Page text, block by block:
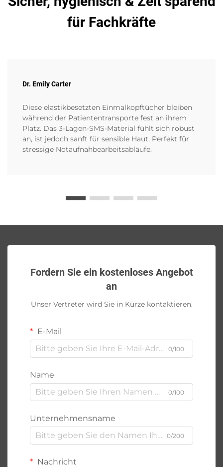
für Fachkräfte
Dr. Emily Carter
Diese elastikbesetzten Einmalkopftücher bleiben
während der Patiententransporte fest an ihrem
Platz. Das 3-Lagen-SMS-Material fühlt sich robust
an, ist jedoch sanft für sensible Haut. Perfekt für
stressige Notaufnahbearbeitsabläufe.
Fordern Sie ein kostenloses Angebot
an
Unser Vertreter wird Sie in Kürze kontaktieren.
E-Mail
0/100
Name
0/100
Unternehmensname
0/200
Nachricht